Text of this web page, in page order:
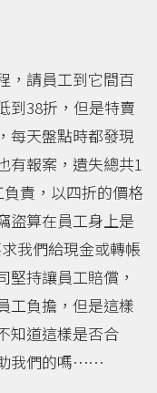
，請員工到它間百
到38折，但是特賣
每天盤點時都發現
有報案，遺失總共1
責，以四折的價格
盜算在員工身上是
我們給現金或轉帳
堅持讓員工賠償，
工負擔，但是這樣
知道這樣是否合
我們的嗎⋯⋯